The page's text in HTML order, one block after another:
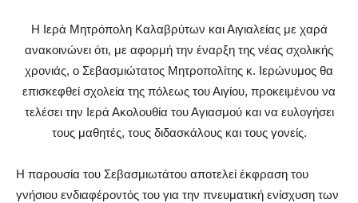
Η Ιερά Μητρόπολη Καλαβρύτων και Αιγιαλείας με χαρά
ανακοινώνει ότι, με αφορμή την έναρξη της νέας σχολικής
χρονιάς, ο Σεβασμιώτατος Μητροπολίτης κ. Ιερώνυμος θα
επισκεφθεί σχολεία της πόλεως του Αιγίου, προκειμένου να
τελέσει την Ιερά Ακολουθία του Αγιασμού και να ευλογήσει
τους μαθητές, τους διδασκάλους και τους γονείς.
Η παρουσία του Σεβασμιωτάτου αποτελεί έκφραση του
γνήσιου ενδιαφέροντός του για την πνευματική ενίσχυση των